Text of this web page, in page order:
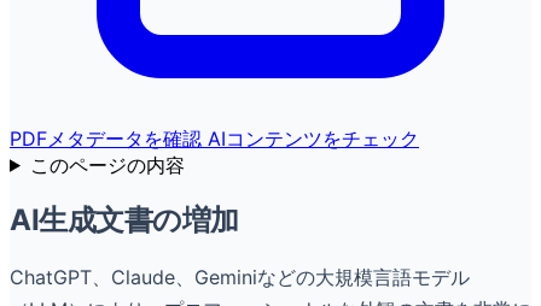
PDFメタデータを確認 AIコンテンツをチェック
このページの内容
AI生成文書の増加
ChatGPT、Claude、Geminiなどの大規模言語モデル